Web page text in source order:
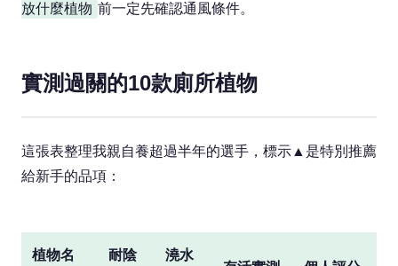
放什麼植物 前一定先確認通風條件。
實測過關的10款廁所植物
這張表整理我親自養超過半年的選手，標示▲是特別推薦
給新手的品項：
植物名
耐陰
澆水